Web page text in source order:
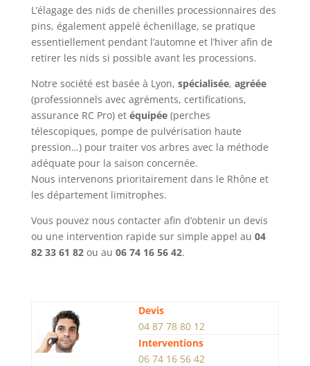
L’élagage des nids de chenilles processionnaires des
pins, également appelé échenillage, se pratique
essentiellement pendant l’automne et l’hiver afin de
retirer les nids si possible avant les processions.
Notre société est basée à Lyon, spécialisée, agréée
(professionnels avec agréments, certifications,
assurance RC Pro) et équipée(perches
télescopiques, pompe de pulvérisation haute
pression…) pour traiter vos arbres avec la méthode
adéquate pour la saison concernée.
Nous intervenons prioritairement dans le Rhône et
les département limitrophes.
Vous pouvez nous contacter afin d’obtenir un devis
ou une intervention rapide sur simple appel au 04
82 33 61 82ou au 06 74 16 56 42.
Devis
04 87 78 80 12
Interventions
06 74 16 56 42